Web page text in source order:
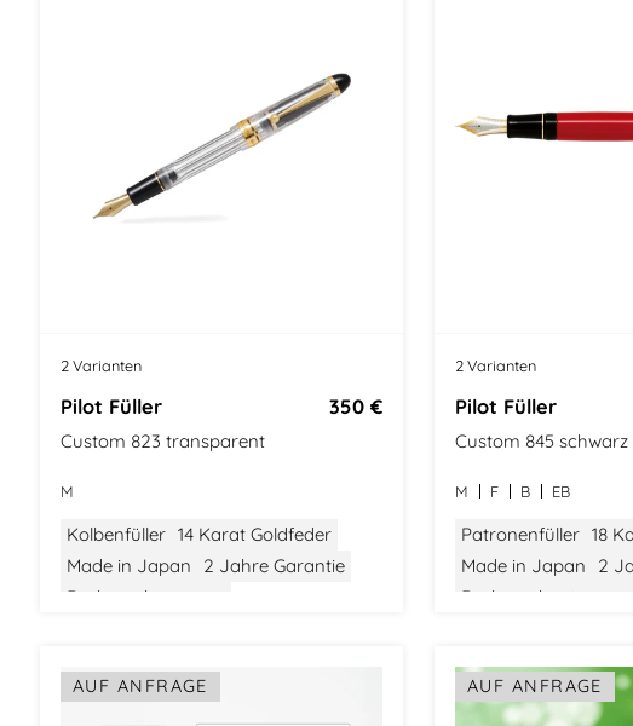
2 Varianten
Pilot Füller 350 €
Custom 823 transparent
M
Kolbenfüller 14 Karat Goldfeder
Made in Japan
2 Jahre Garantie
Drehmechanismus
2 Varianten
Pilot Füller
Custom 845 schwarz
M F B EB
Patronenfüller 18
Made in Japan
2
Drehmechanismus
AUF ANFRAGE AUF ANFRAGE